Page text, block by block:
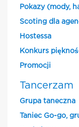
Pokazy (mody,
Scoting dla
Hostessa
Konkurs
Promocji
Tancerzam
Grupa taneczna
Taniec Go-go,